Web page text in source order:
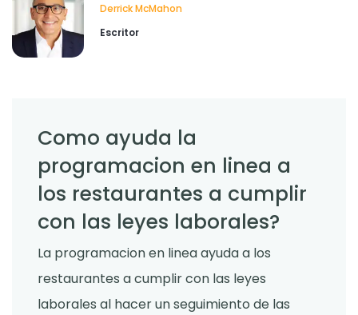
Derrick McMahon
Escritor
Como ayuda la
programacion en linea a
los restaurantes a cumplir
con las leyes laborales?
La programacion en linea ayuda a los
restaurantes a cumplir con las leyes
laborales al hacer un seguimiento de las